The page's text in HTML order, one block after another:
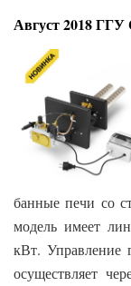
Август 2018 ГГУ
банные печи со
модель имеет
кВт. Управление
осуществляет